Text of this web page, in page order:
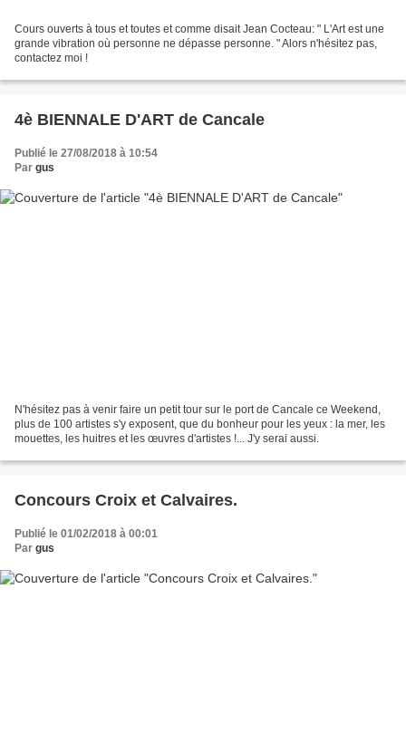
Cours ouverts à tous et toutes et comme disait Jean Cocteau: " L'Art est une
grande vibration où personne ne dépasse personne. " Alors n'hésitez pas,
contactez moi !
4è BIENNALE D'ART de Cancale
Publié le 27/08/2018 à 10:54
Par gus
N'hésitez pas à venir faire un petit tour sur le port de Cancale ce Weekend,
plus de 100 artistes s'y exposent, que du bonheur pour les yeux : la mer, les
mouettes, les huitres et les œuvres d'artistes !... J'y serai aussi.
Concours Croix et Calvaires.
Publié le 01/02/2018 à 00:01
Par gus